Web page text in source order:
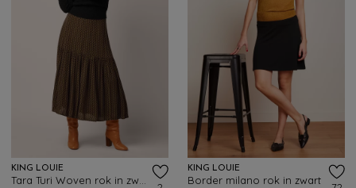
KING LOUIE KING LOUIE
Border milano rok in zwart